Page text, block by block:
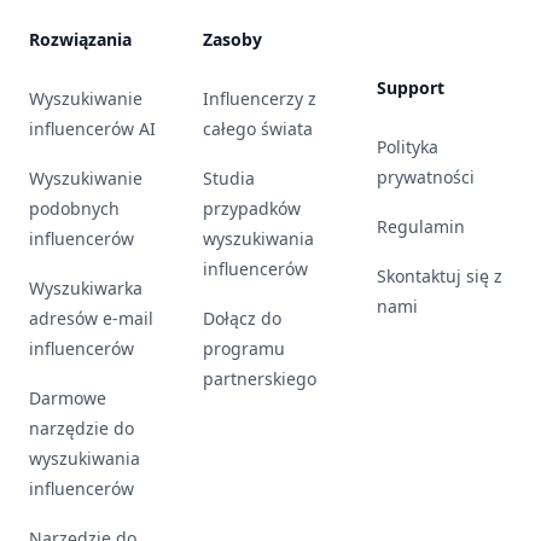
Rozwiązania
Wyszukiwanie
influencerów AI
Wyszukiwanie
podobnych
influencerów
Wyszukiwarka
adresów e-mail
influencerów
Darmowe
narzędzie do
wyszukiwania
influencerów
Zasoby
Influencerzy z
całego świata
Studia
przypadków
wyszukiwania
influencerów
Dołącz do
programu
partnerskiego
Support
Polityka
prywatności
Regulamin
Skontaktuj się z
nami